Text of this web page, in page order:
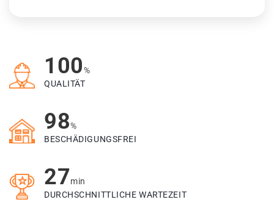
100%
QUALITÄT
98%
BESCHÄDIGUNGSFREI
27min
DURCHSCHNITTLICHE WARTEZEIT